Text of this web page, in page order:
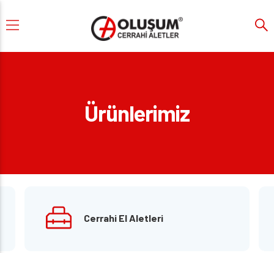
Ürünlerimiz
Cerrahi El Aletleri